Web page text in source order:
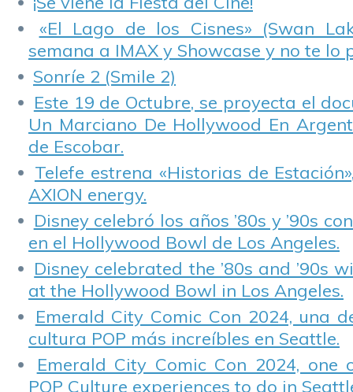
«El Lago de los Cisnes» (Swan
semana a IMAX y Showcase y no te lo
Sonríe 2 (Smile 2)
Este 19 de Octubre, se proyecta el
Un Marciano De Hollywood En
de Escobar.
Telefe estrena «Historias de
AXION energy.
Disney celebró los años ’80s y ’90s
en el Hollywood Bowl de Los Angeles.
Disney celebrated the ’80s and ’90s
at the Hollywood Bowl in Los Angeles.
Emerald City Comic Con 2024, una
cultura POP más increíbles en Seattle.
Emerald City Comic Con 2024,
POP Culture experiences to do in